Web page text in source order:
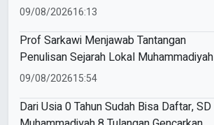
09/08/202616:13
Prof Sarkawi Menjawab Tantangan
Penulisan Sejarah Lokal Muhammadiyah
09/08/202615:54
Dari Usia 0 Tahun Sudah Bisa Daftar, SD